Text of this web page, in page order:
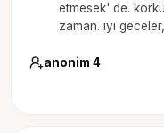
etmesek' de.
zaman. iyi
anonim 4